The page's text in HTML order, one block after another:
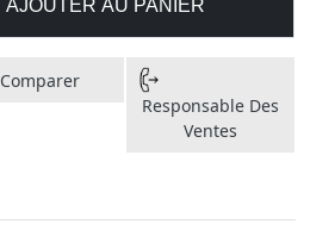
AJOUTER AU PANIER
Comparer
Responsable Des
Ventes